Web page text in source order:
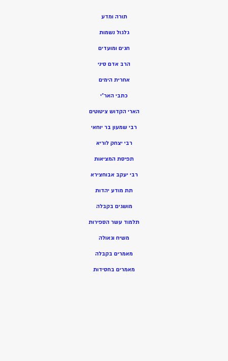
תורה ומדע
גלגול נשמות
חגים ומועדים
הרב אדם סיני
אחרית הימים
כתבי האר”י
הארי הקדוש ציטוטים
רבי שמעון בר יוחאי
רבי יצחק לוריא
תפיסת המציאות
רבי יעקב אבוחצירא
תת מודע יהדות
מושגים בקבלה
תלמוד עשר הספירות
משיח וגאולה
מאמרים בקבלה
מאמרים בחסידות